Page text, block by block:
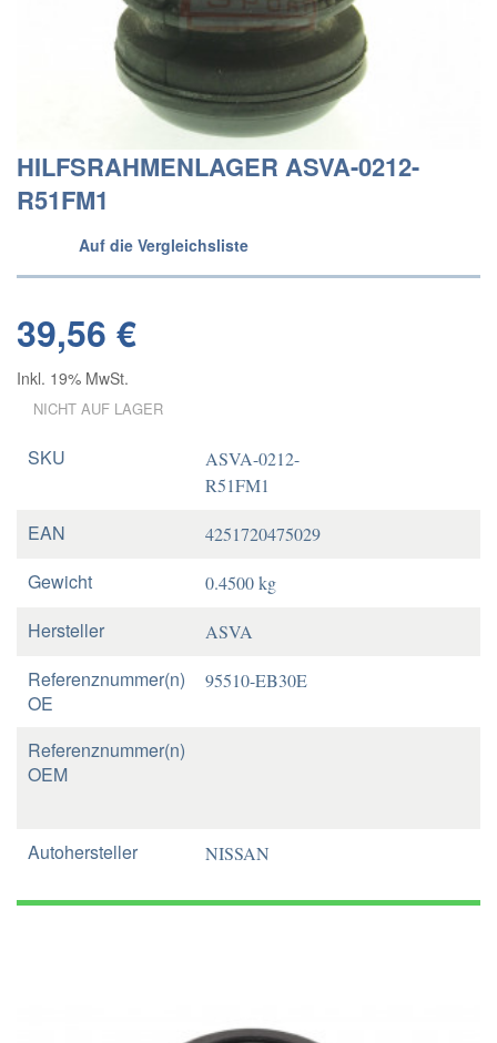
HILFSRAHMENLAGER ASVA-0212-
R51FM1
Auf die Vergleichsliste
39,56 €
Inkl. 19% MwSt.
NICHT AUF LAGER
SKU
ASVA-0212-
R51FM1
EAN 4251720475029
Gewicht 0.4500 kg
Hersteller ASVA
Referenznummer(n)
OE
95510-EB30E
Referenznummer(n)
OEM
Autohersteller NISSAN